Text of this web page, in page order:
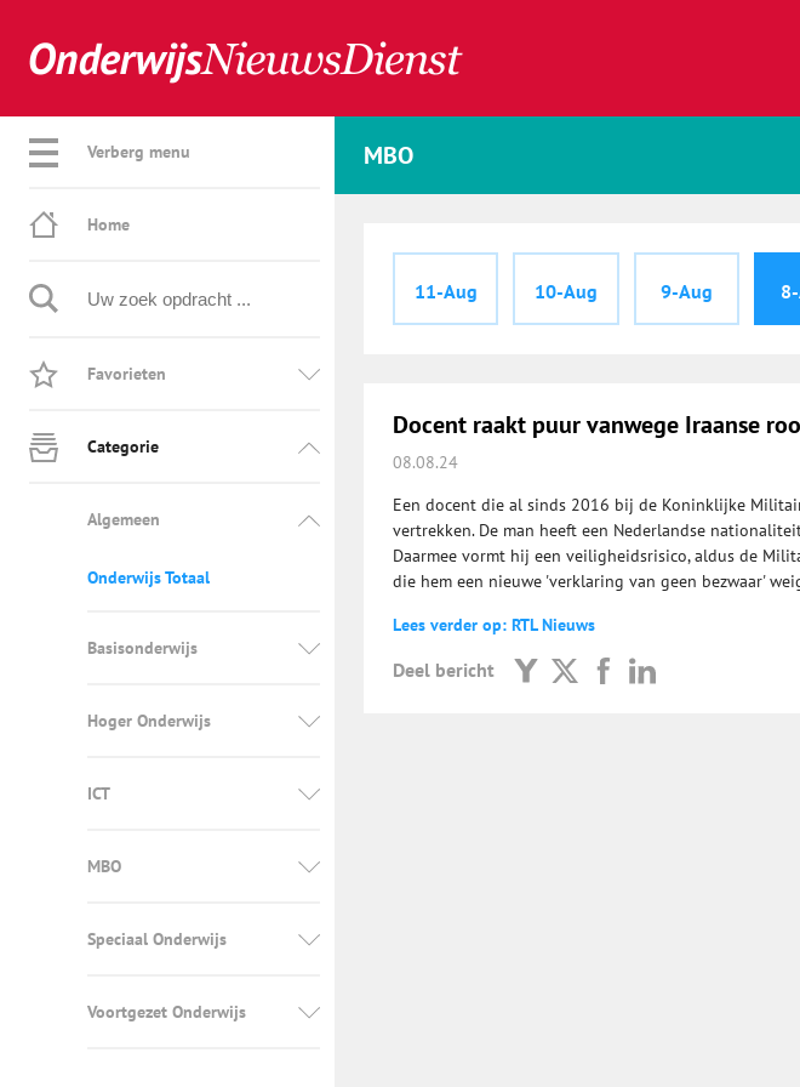
Verberg menu
Home
Favorieten
Categorie
Algemeen
Onderwijs Totaal
Basisonderwijs
Hoger Onderwijs
ICT
MBO
Speciaal Onderwijs
Voortgezet Onderwijs
MBO
11-Aug 10-Aug 9-Aug
Docent raakt puur vanwege Iraanse
08.08.24
Een docent die al sinds 2016 bij de Koninklijke
vertrekken. De man heeft een Nederlandse
Daarmee vormt hij een veiligheidsrisico, aldus de
die hem een nieuwe 'verklaring van geen bezwaar'
Lees verder op: RTL Nieuws
Deel bericht